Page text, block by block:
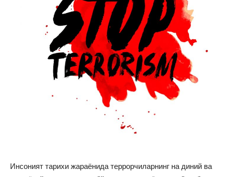
Инсоният тарихи жараёнида террорчиларнинг на диний ва